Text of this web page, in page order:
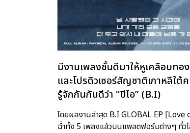
มีงานเพลงชั้นดีมาให้หูเคลือบท
และโปรดิวเซอร์สัญชาติเกาหลีใ
รู้จักกันกันดีว่า “บีไอ” (B.I)
โดยผลงานล่าสุด B.I GLOBAL EP
ฉ่ำทั้ง 5 เพลงแล้วบนแพลตฟอร์มต่างๆ ทั่ว